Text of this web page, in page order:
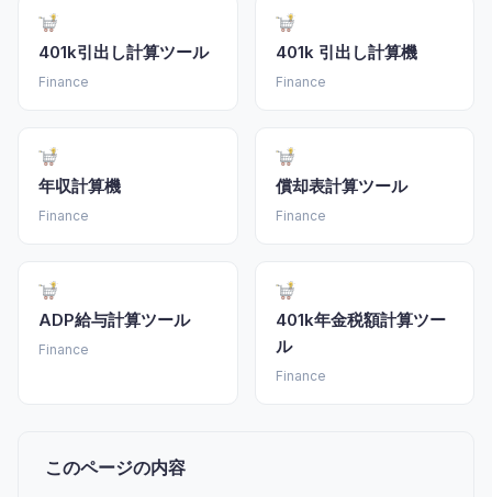
401k引出し計算ツール
Finance
401k 引出し計算機
Finance
年収計算機
Finance
償却表計算ツール
Finance
ADP給与計算ツール
Finance
401k年金税額計算ツー
ル
Finance
このページの内容